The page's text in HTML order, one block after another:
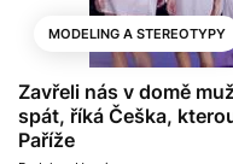
MODELING A STEREOTYPY
Zavřeli nás v domě
spát, říká Češka,
Paříže